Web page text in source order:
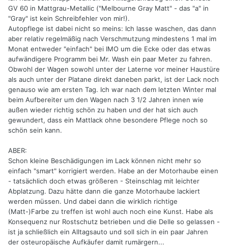
GV 60 in Mattgrau-Metallic ("Melbourne Gray Matt" - das "a" in
"Gray" ist kein Schreibfehler von mir!).
Autopflege ist dabei nicht so meins: Ich lasse waschen, das dann
aber relativ regelmäßig nach Verschmutzung mindestens 1 mal im
Monat entweder "einfach" bei IMO um die Ecke oder das etwas
aufwändigere Programm bei Mr. Wash ein paar Meter zu fahren.
Obwohl der Wagen sowohl unter der Laterne vor meiner Haustüre
als auch unter der Platane direkt daneben parkt, ist der Lack noch
genauso wie am ersten Tag. Ich war nach dem letzten Winter mal
beim Aufbereiter um den Wagen nach 3 1/2 Jahren innen wie
außen wieder richtig schön zu haben und der hat sich auch
gewundert, dass ein Mattlack ohne besondere Pflege noch so
schön sein kann.
ABER:
Schon kleine Beschädigungen im Lack können nicht mehr so
einfach "smart" korrigiert werden. Habe an der Motorhaube einen
- tatsächlich doch etwas größeren - Steinschlag mit leichter
Abplatzung. Dazu hätte dann die ganze Motorhaube lackiert
werden müssen. Und dabei dann die wirklich richtige
(Matt-)Farbe zu treffen ist wohl auch noch eine Kunst. Habe als
Konsequenz nur Rostschutz betrieben und die Delle so gelassen -
ist ja schließlich ein Alltagsauto und soll sich in ein paar Jahren
der osteuropäische Aufkäufer damit rumärgern...